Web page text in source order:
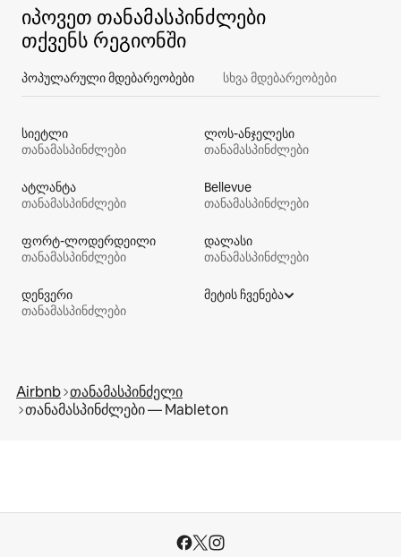
იპოვეთ თანამასპინძლები
თქვენს რეგიონში
პოპულარული მდებარეობები სხვა მდებარეობები
სიეტლი
თანამასპინძლები
ლოს-ანჯელესი
თანამასპინძლები
ატლანტა
თანამასპინძლები
Bellevue
თანამასპინძლები
ფორტ-ლოდერდეილი
თანამასპინძლები
დალასი
თანამასპინძლები
დენვერი
თანამასპინძლები
მეტის ჩვენება
Airbnb თანამასპინძელი
თანამასპინძლები — Mableton